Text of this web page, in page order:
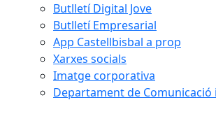
Butlletí Digital Jove
Butlletí Empresarial
App Castellbisbal a prop
Xarxes socials
Imatge corporativa
Departament de Comunicació